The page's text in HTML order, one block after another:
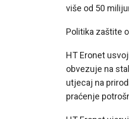
više od 50
Politika zaštite
HT Eronet
obvezuje na
utjecaj na
praćenje